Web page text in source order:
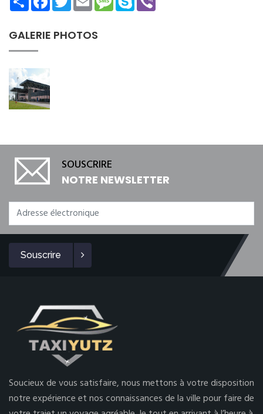
GALERIE PHOTOS
SOUSCRIRE
NOTRE NEWSLETTER
Souscrire
Soucieux de vous satisfaire, nous mettons à votre disposition
notre expérience et nos connaissances de la ville pour faire de